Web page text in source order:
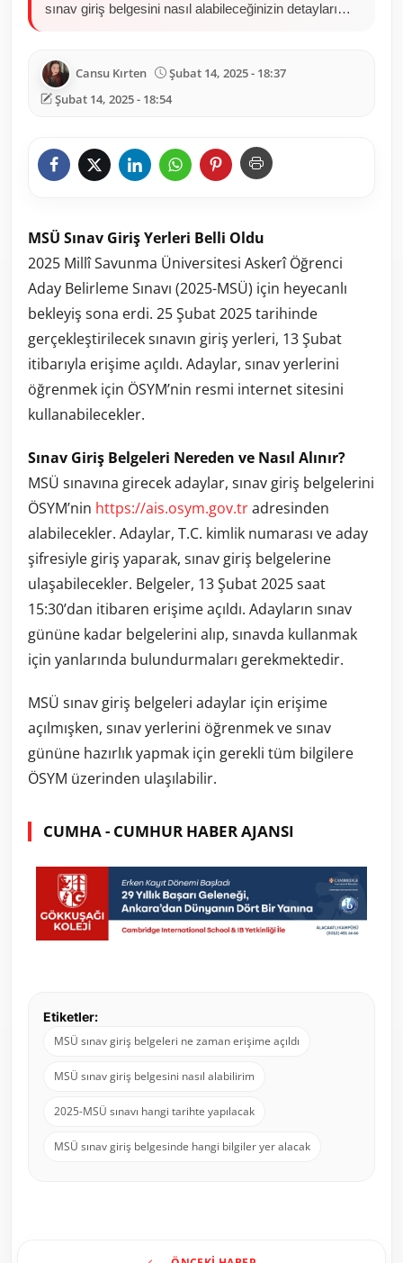
sınav giriş belgesini nasıl alabileceğinizin detayları…
Cansu Kırten
Şubat 14, 2025 - 18:37
Şubat 14, 2025 - 18:54
MSÜ Sınav Giriş Yerleri Belli Oldu
2025 Millî Savunma Üniversitesi Askerî Öğrenci
Aday Belirleme Sınavı (2025-MSÜ) için heyecanlı
bekleyiş sona erdi. 25 Şubat 2025 tarihinde
gerçekleştirilecek sınavın giriş yerleri, 13 Şubat
itibarıyla erişime açıldı. Adaylar, sınav yerlerini
öğrenmek için ÖSYM’nin resmi internet sitesini
kullanabilecekler.
Sınav Giriş Belgeleri Nereden ve Nasıl Alınır?
MSÜ sınavına girecek adaylar, sınav giriş belgelerini
ÖSYM’nin https://ais.osym.gov.tradresinden
alabilecekler. Adaylar, T.C. kimlik numarası ve aday
şifresiyle giriş yaparak, sınav giriş belgelerine
ulaşabilecekler. Belgeler, 13 Şubat 2025 saat
15:30’dan itibaren erişime açıldı. Adayların sınav
gününe kadar belgelerini alıp, sınavda kullanmak
için yanlarında bulundurmaları gerekmektedir.
MSÜ sınav giriş belgeleri adaylar için erişime
açılmışken, sınav yerlerini öğrenmek ve sınav
gününe hazırlık yapmak için gerekli tüm bilgilere
ÖSYM üzerinden ulaşılabilir.
CUMHA - CUMHUR HABER AJANSI
Etiketler:
MSÜ sınav giriş belgeleri ne zaman erişime açıldı
MSÜ sınav giriş belgesini nasıl alabilirim
2025-MSÜ sınavı hangi tarihte yapılacak
MSÜ sınav giriş belgesinde hangi bilgiler yer alacak